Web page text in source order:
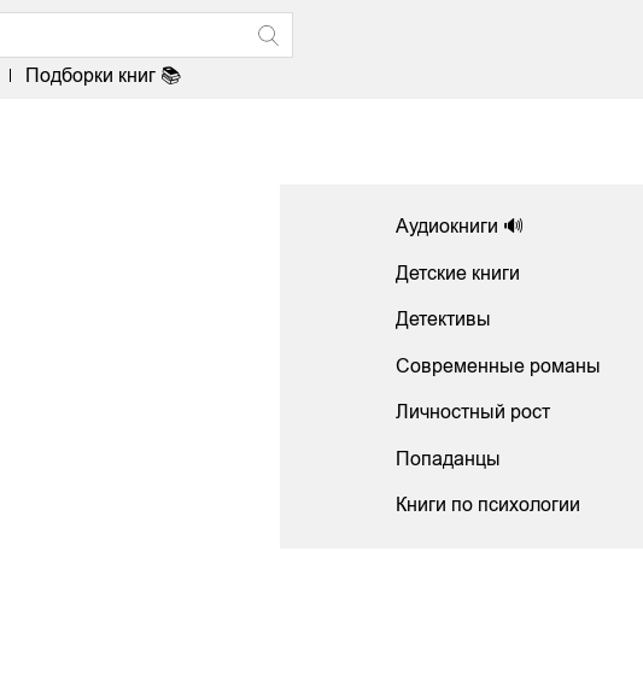
Подборки книг 📚
Аудиокниги 🔊
Детские книги
Детективы
Современные романы
Личностный рост
Попаданцы
Книги по психологии